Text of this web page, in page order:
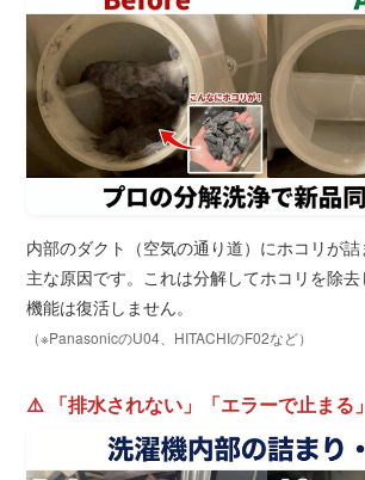
内部のダクト（空気の通り道）にホコリが
主な原因です。これは分解してホコリを除
機能は復活しません。
（※PanasonicのU04、HITACHIのF02など）
⚠️ 「排水されない」「エラーで止まる」